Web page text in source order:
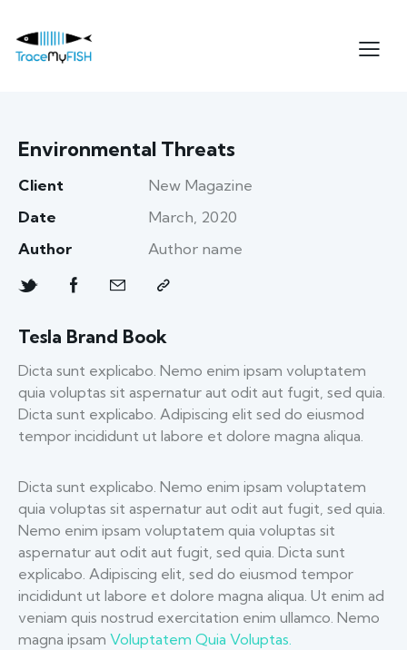
Environmental Threats
Client
New Magazine
Date
March, 2020
Author
Author name
Tesla Brand Book
Dicta sunt explicabo. Nemo enim ipsam voluptatem
quia voluptas sit aspernatur aut odit aut fugit, sed quia.
Dicta sunt explicabo. Adipiscing elit sed do eiusmod
tempor incididunt ut labore et dolore magna aliqua.
Dicta sunt explicabo. Nemo enim ipsam voluptatem
quia voluptas sit aspernatur aut odit aut fugit, sed quia.
Nemo enim ipsam voluptatem quia voluptas sit
aspernatur aut odit aut fugit, sed quia. Dicta sunt
explicabo. Adipiscing elit, sed do eiusmod tempor
incididunt ut labore et dolore magna aliqua. Ut enim ad
veniam quis nostrud exercitation enim ullamco. Nemo
magna ipsam Voluptatem Quia Voluptas.